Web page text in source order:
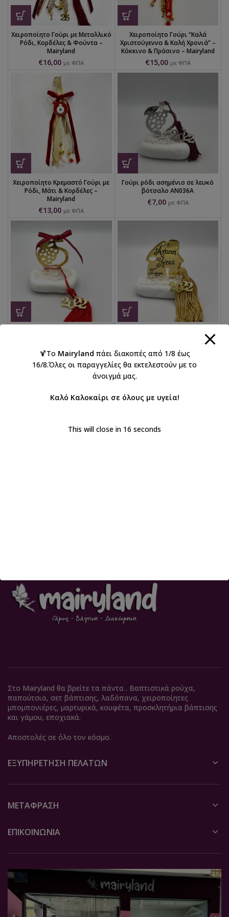
Χειροποίητο Γούρι με Μεταλλικό
Ρόδι, Κορδέλες & Φούντα –
Mairyland
€16,00 με ΦΠΑ
Χειροποίητο Γούρι “Καλά
Χριστούγεννα & Καλή Χρονιά” –
Κόκκινο & Πράσινο – Mairyland
€15,00 με ΦΠΑ
Χειροποίητο Κρεμαστό Γούρι με
Ρόδι, Μάτι & Κορδέλες –
Mairyland
€13,00 με ΦΠΑ
Γούρι ρόδι ασημένιο σε λευκό
βότσαλο AN036A
€7,00 με ΦΠΑ
€7,00 με ΦΠΑ €8,00 με ΦΠΑ
Στο Mairyland θα βρείτε τα πάντα . Βαπτιστικά ρούχα,
παπούτσια, σετ βάπτισης, λαδόπανα, χειροποίητες
μπομπονιέρες, μαρτυρικά, κουφέτα, προσκλητήρια βάπτισης
και γάμου, εποχιακά.
Αποστολές σε όλο τον κόσμο.
ΕΞΥΠΗΡΈΤΗΣΗ ΠΕΛΑΤΏΝ
ΜΕΤΆΦΡΑΣΗ
ΕΠΙΚΟΙΝΩΝΙΑ
🍹Το Mairyland πάει διακοπές από 1/8 έως
16/8.Όλες οι παραγγελίες θα εκτελεστούν με το
άνοιγμά μας.
Καλό Καλοκαίρι σε όλους με υγεία!
This will close in 16 seconds